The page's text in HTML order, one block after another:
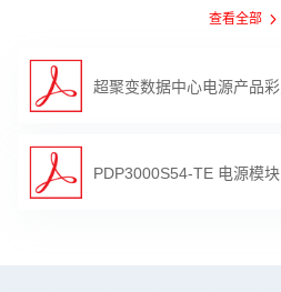
≤5％（230V AC/50Hz
输出电压
输出功率
过载能力
40ms。
查看全部
超聚变数据中心电源产品
PDP3000S54-TE 电源模